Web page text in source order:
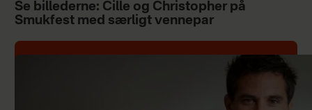
Se billederne: Cille og Christopher på
Smukfest med særligt vennepar